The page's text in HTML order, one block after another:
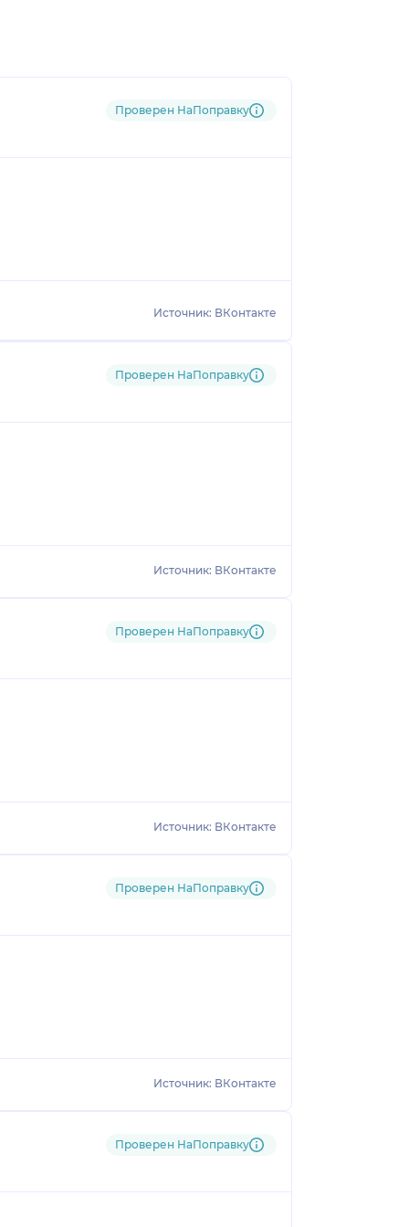
Проверен НаПоправку
Источник: ВКонтакте
Проверен НаПоправку
Источник: ВКонтакте
Проверен НаПоправку
Источник: ВКонтакте
Проверен НаПоправку
Источник: ВКонтакте
Проверен НаПоправку